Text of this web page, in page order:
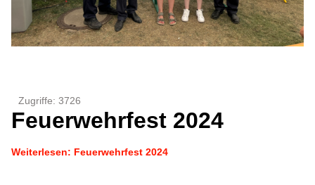
Zugriffe: 3726
Feuerwehrfest 2024
Weiterlesen: Feuerwehrfest 2024